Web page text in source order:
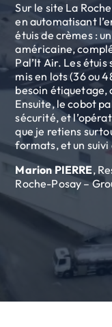
Sur le site La
en automatisant
étuis de crèmes :
américaine,
Pal’It Air. Les étuis
mis en lots (36 ou
besoin étiquetage,
Ensuite, le cobot
sécurité, et
que je retiens
formats, et un
Marion PIERRE,
Roche-Posay –